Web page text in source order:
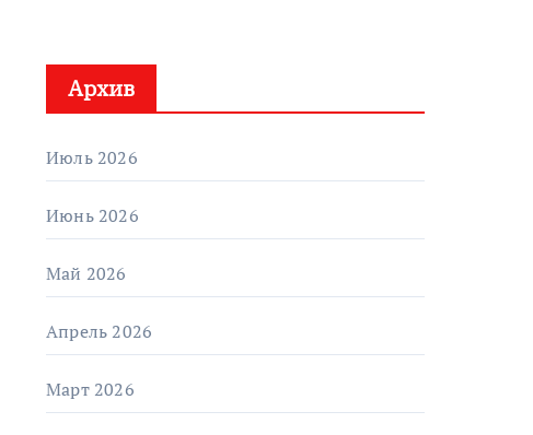
Архив
Июль 2026
Июнь 2026
Май 2026
Апрель 2026
Март 2026